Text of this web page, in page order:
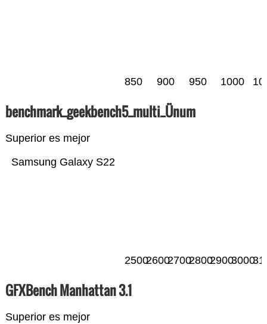
850 900 950 1000
benchmark_geekbench5_multi_Ünum
Superior es mejor
Samsung Galaxy S22
250026002700280029003000
GFXBench Manhattan 3.1
Superior es mejor